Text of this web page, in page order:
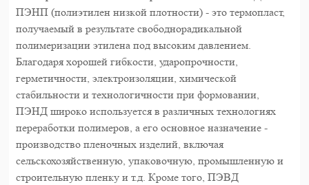
ПЭНП (полиэтилен низкой плотности) - это термопласт,
получаемый в результате свободнорадикальной
полимеризации этилена под высоким давлением.
Благодаря хорошей гибкости, ударопрочности,
герметичности, электроизоляции, химической
стабильности и технологичности при формовании,
ПЭНД широко используется в различных технологиях
переработки полимеров, а его основное назначение -
производство пленочных изделий, включая
сельскохозяйственную, упаковочную, промышленную и
строительную пленку и т.д. Кроме того, ПЭВД